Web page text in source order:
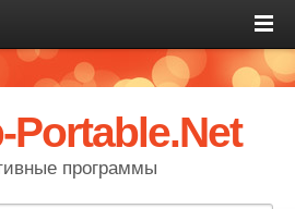
Portable.Net
программы